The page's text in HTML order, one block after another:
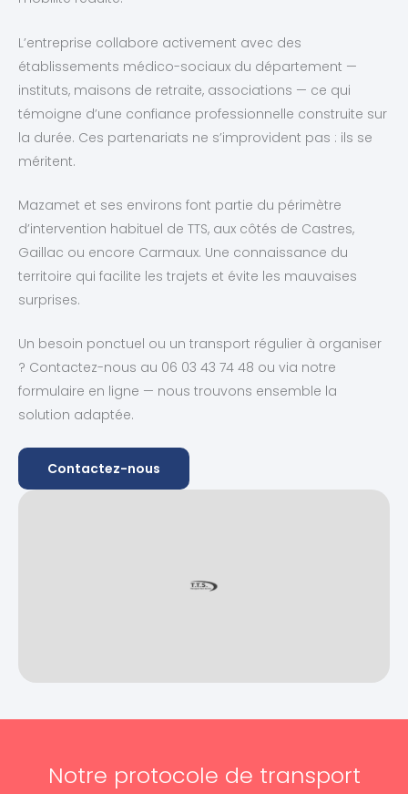
L’entreprise collabore activement avec des
établissements médico-sociaux du département —
instituts, maisons de retraite, associations — ce qui
témoigne d’une confiance professionnelle construite sur
la durée. Ces partenariats ne s’improvident pas : ils se
méritent.
Mazamet et ses environs font partie du périmètre
d’intervention habituel de TTS, aux côtés de Castres,
Gaillac ou encore Carmaux. Une connaissance du
territoire qui facilite les trajets et évite les mauvaises
surprises.
Un besoin ponctuel ou un transport régulier à organiser
? Contactez-nous au 06 03 43 74 48 ou via notre
formulaire en ligne — nous trouvons ensemble la
solution adaptée.
Contactez-nous
Notre protocole de transport